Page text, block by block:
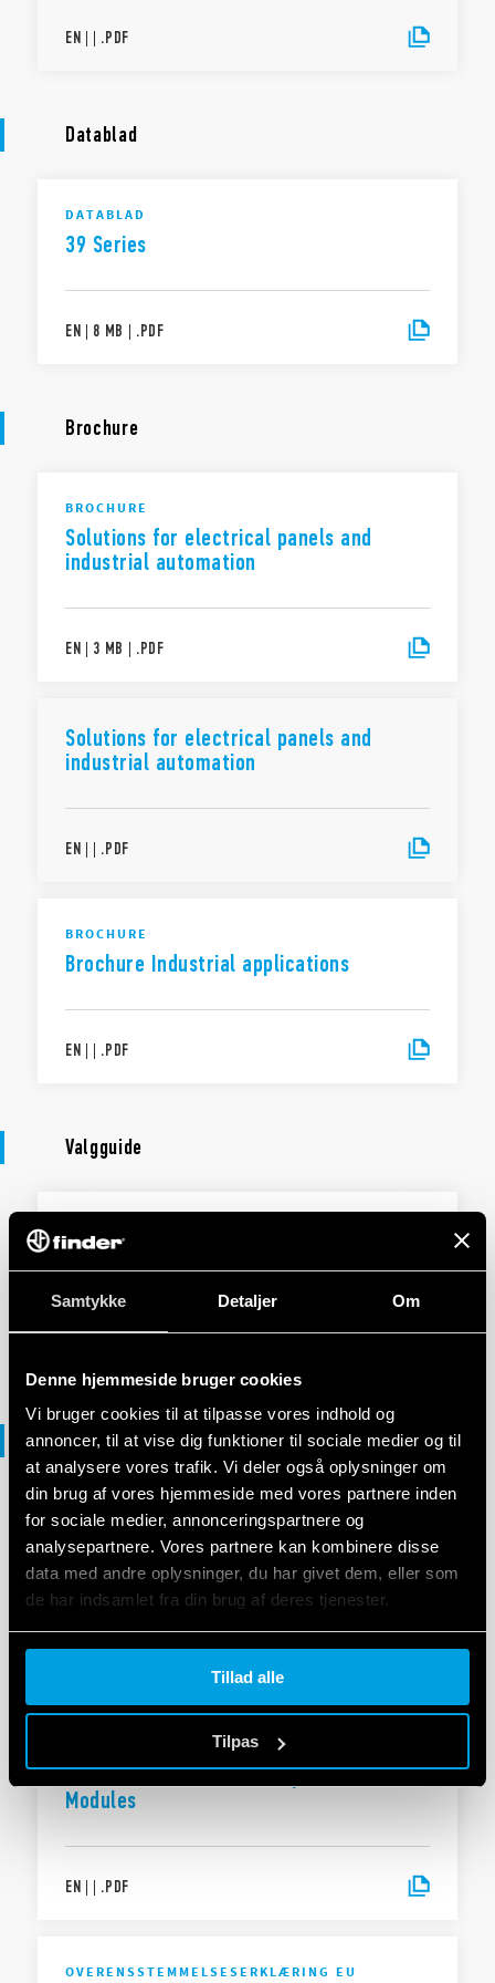
Samtykke Detaljer Om
Denne hjemmeside bruger cookies
Vi bruger cookies til at tilpasse vores indhold og
annoncer, til at vise dig funktioner til sociale medier og til
at analysere vores trafik. Vi deler også oplysninger om
din brug af vores hjemmeside med vores partnere inden
for sociale medier, annonceringspartnere og
analysepartnere. Vores partnere kan kombinere disse
data med andre oplysninger, du har givet dem, eller som
de har indsamlet fra din brug af deres tjenester.
Cookie policy.
Tillad alle
Tilpas
EN | | .PDF
Datablad
DATABLAD
39 Series
EN | 8 MB | .PDF
Brochure
BROCHURE
Solutions for electrical panels and
industrial automation
EN | 3 MB | .PDF
Solutions for electrical panels and
industrial automation
EN | | .PDF
BROCHURE
Brochure Industrial applications
EN | | .PDF
Valgguide
39 Series - MasterINTERFACE
Overensstemmelseserklæring
OVERENSSTEMMELSESERKLÆRING EU
DoC 39 Series - SSR Relay module
interfaces
DECLARATION OF CONFORMITY - UKCA
UKCA 39 Series - SSR Relay Interface
Modules
EN | | .PDF
OVERENSSTEMMELSESERKLÆRING EU